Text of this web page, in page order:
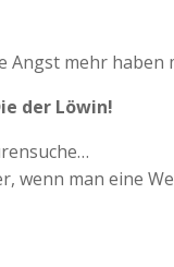
Angst mehr haben
der Löwin!
wenn man eine